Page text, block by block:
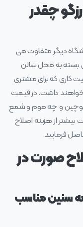
چقدر
دیگر متفاوت می
بسته به محل سالن
کاری که برای مشتری
داشت. در قیمت
موچین و چه موم و شمع
از هزینه اصلاح
فرمایید.
صورت در
سنین مناسب